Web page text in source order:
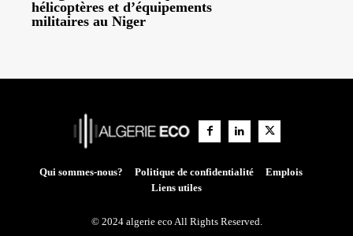
hélicoptères et d’équipements
militaires au Niger
Qui sommes-nous? Politique de confidentialité
Emplois
Liens utiles
© 2024 algerie eco All Rights Reserved.